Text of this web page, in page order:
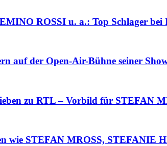
ROSSI u. a.: Top Schlager bei
auf der Open-Air-Bühne seiner
zu RTL – Vorbild für STEFAN
wie STEFAN MROSS, STEFANIE